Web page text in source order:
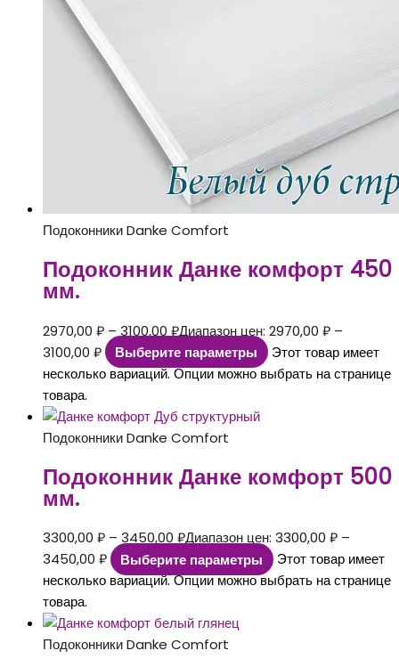
Подоконники Danke Comfort
Подоконник Данке комфорт 450
мм.
2970,00 ₽ – 3100,00 ₽Диапазон цен: 2970,00 ₽ –
3100,00 ₽
Выберите параметры
Этот товар имеет
несколько вариаций. Опции можно выбрать на странице
товара.
Подоконники Danke Comfort
Подоконник Данке комфорт 500
мм.
3300,00 ₽ – 3450,00 ₽Диапазон цен: 3300,00 ₽ –
3450,00 ₽
Выберите параметры
Этот товар имеет
несколько вариаций. Опции можно выбрать на странице
товара.
Подоконники Danke Comfort